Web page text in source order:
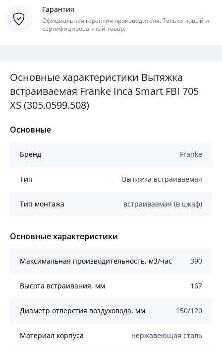
Гарантия
Официальная гарантия производителя. Только новый и
сертифицированный товар.
Основные характеристики Вытяжка
встраиваемая Franke Inca Smart FBI 705
XS (305.0599.508)
Основные
Бренд Franke
Тип Вытяжка встраиваемая
Тип монтажа встраиваемая (в шкаф)
Основные характеристики
Mаксимальная производительность, м3/час 390
Высота встраивания, мм 167
Диаметр отверстия воздуховода, мм 150/120
Материал корпуса нержавеющая сталь